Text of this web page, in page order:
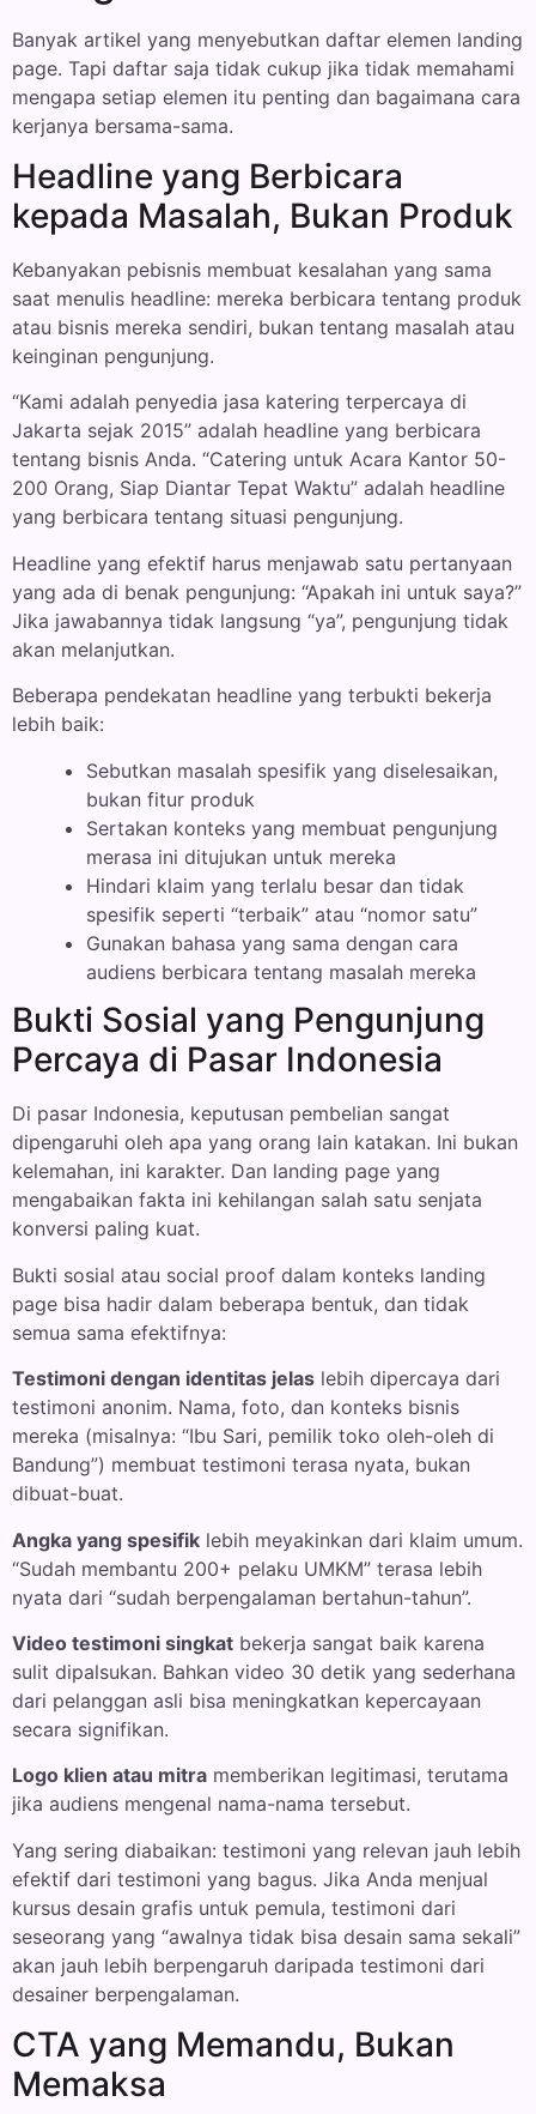
Banyak artikel yang menyebutkan daftar elemen landing
page. Tapi daftar saja tidak cukup jika tidak memahami
mengapa setiap elemen itu penting dan bagaimana cara
kerjanya bersama-sama.
Headline yang Berbicara
kepada Masalah, Bukan Produk
Kebanyakan pebisnis membuat kesalahan yang sama
saat menulis headline: mereka berbicara tentang produk
atau bisnis mereka sendiri, bukan tentang masalah atau
keinginan pengunjung.
“Kami adalah penyedia jasa katering terpercaya di
Jakarta sejak 2015” adalah headline yang berbicara
tentang bisnis Anda. “Catering untuk Acara Kantor 50-
200 Orang, Siap Diantar Tepat Waktu” adalah headline
yang berbicara tentang situasi pengunjung.
Headline yang efektif harus menjawab satu pertanyaan
yang ada di benak pengunjung: “Apakah ini untuk saya?”
Jika jawabannya tidak langsung “ya”, pengunjung tidak
akan melanjutkan.
Beberapa pendekatan headline yang terbukti bekerja
lebih baik:
Sebutkan masalah spesifik yang diselesaikan,
bukan fitur produk
Sertakan konteks yang membuat pengunjung
merasa ini ditujukan untuk mereka
Hindari klaim yang terlalu besar dan tidak
spesifik seperti “terbaik” atau “nomor satu”
Gunakan bahasa yang sama dengan cara
audiens berbicara tentang masalah mereka
Bukti Sosial yang Pengunjung
Percaya di Pasar Indonesia
Di pasar Indonesia, keputusan pembelian sangat
dipengaruhi oleh apa yang orang lain katakan. Ini bukan
kelemahan, ini karakter. Dan landing page yang
mengabaikan fakta ini kehilangan salah satu senjata
konversi paling kuat.
Bukti sosial atau social proof dalam konteks landing
page bisa hadir dalam beberapa bentuk, dan tidak
semua sama efektifnya:
Testimoni dengan identitas jelas lebih dipercaya dari
testimoni anonim. Nama, foto, dan konteks bisnis
mereka (misalnya: “Ibu Sari, pemilik toko oleh-oleh di
Bandung”) membuat testimoni terasa nyata, bukan
dibuat-buat.
Angka yang spesifik lebih meyakinkan dari klaim umum.
“Sudah membantu 200+ pelaku UMKM” terasa lebih
nyata dari “sudah berpengalaman bertahun-tahun”.
Video testimoni singkat bekerja sangat baik karena
sulit dipalsukan. Bahkan video 30 detik yang sederhana
dari pelanggan asli bisa meningkatkan kepercayaan
secara signifikan.
Logo klien atau mitra memberikan legitimasi, terutama
jika audiens mengenal nama-nama tersebut.
Yang sering diabaikan: testimoni yang relevan jauh lebih
efektif dari testimoni yang bagus. Jika Anda menjual
kursus desain grafis untuk pemula, testimoni dari
seseorang yang “awalnya tidak bisa desain sama sekali”
akan jauh lebih berpengaruh daripada testimoni dari
desainer berpengalaman.
CTA yang Memandu, Bukan
Memaksa